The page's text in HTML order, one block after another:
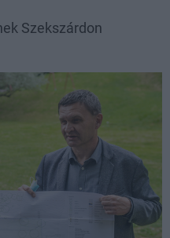
Szekszárdon